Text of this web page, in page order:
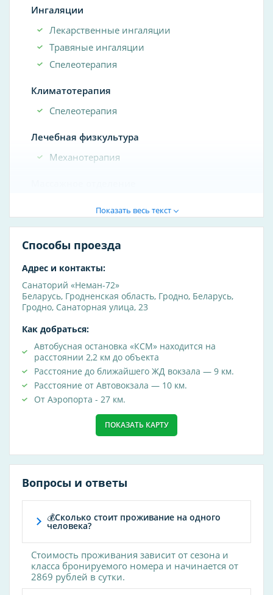
Ингаляции
Лекарственные ингаляции
Травяные ингаляции
Спелеотерапия
Климатотерапия
Спелеотерапия
Лечебная физкультура
Механотерапия
Психотерапия
Электросон
Кинезитерапия
В бассейне
бальнеотерапия
ультразвук
Услуги общие
Популярные удобства
Wi-Fi
Бассейн
Кондиционер
Номера для некурящих
Терраса
Показать весь текст
Способы проезда
Адрес и контакты:
Санаторий «Неман-72»
Беларусь, Гродненская область, Гродно, Беларусь,
Гродно, Санаторная улица, 23
Как добраться:
Автобусная остановка «КСМ» находится на
расстоянии 2,2 км до объекта
Расстояние до ближайшего ЖД вокзала — 9 км.
Расстояние от Автовокзала — 10 км.
От Аэропорта - 27 км.
ПОКАЗАТЬ КАРТУ
Вопросы и ответы
💰Сколько стоит проживание на одного
человека?
Стоимость проживания зависит от сезона и
класса бронируемого номера и начинается от
2869 рублей в сутки.